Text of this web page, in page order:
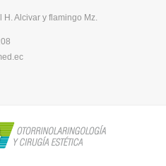
H. Alcivar y flamingo Mz.